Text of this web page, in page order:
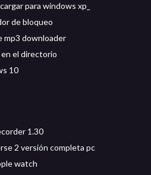
para windows xp_
de bloqueo
mp3 downloader
el directorio
10
1.30
2 versión completa pc
watch